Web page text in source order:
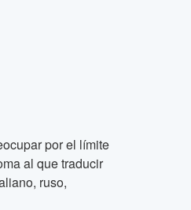
por el límite
al que traducir
ruso,